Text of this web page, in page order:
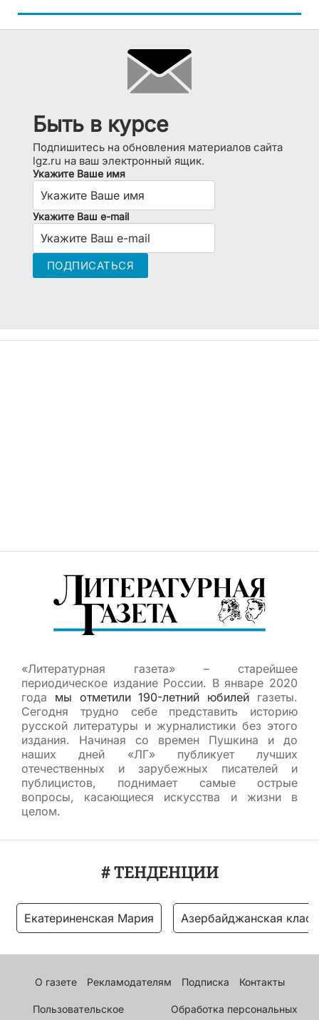
Быть в курсе
Подпишитесь на обновления материалов сайта
lgz.ru на ваш электронный ящик.
Укажите Ваше имя
Укажите Ваш e-mail
«Литературная газета» – старейшее
периодическое издание России. В январе 2020
года мы отметили 190-летний юбилей газеты.
Сегодня трудно себе представить историю
русской литературы и журналистики без этого
издания. Начиная со времен Пушкина и до
наших дней «ЛГ» публикует лучших
отечественных и зарубежных писателей и
публицистов, поднимает самые острые
вопросы, касающиеся искусства и жизни в
целом.
# ТЕНДЕНЦИИ
Екатериненская Мария Азербайджанская
О газете Рекламодателям Подписка Контакты
Пользовательское
Обработка персональных